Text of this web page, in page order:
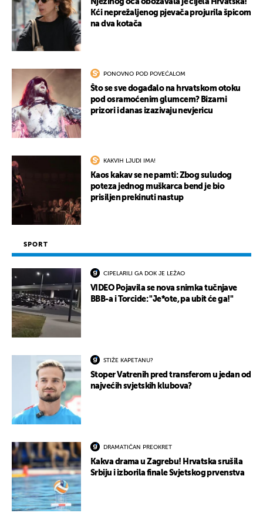
Kći neprežaljenog pjevača projurila špicom
na dva kotača
PONOVNO POD POVEĆALOM
Što se sve događalo na hrvatskom otoku
pod osramoćenim glumcem? Bizarni
prizori i danas izazivaju nevjericu
KAKVIH LJUDI IMA!
Kaos kakav se ne pamti: Zbog suludog
poteza jednog muškarca bend je bio
prisiljen prekinuti nastup
SPORT
CIPELARILI GA DOK JE LEŽAO
VIDEO Pojavila se nova snimka tučnjave
BBB-a i Torcide: "Je*ote, pa ubit će ga!"
STIŽE KAPETANU?
Stoper Vatrenih pred transferom u jedan od
najvećih svjetskih klubova?
DRAMATIČAN PREOKRET
Kakva drama u Zagrebu! Hrvatska srušila
Srbiju i izborila finale Svjetskog prvenstva